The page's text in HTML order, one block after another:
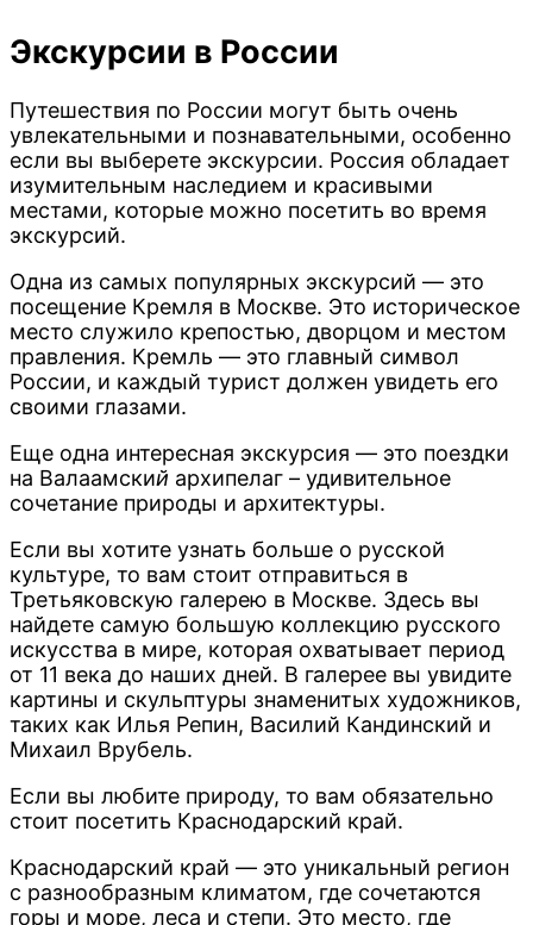
Экскурсии в России
Путешествия по России могут быть очень
увлекательными и познавательными, особенно
если вы выберете экскурсии. Россия обладает
изумительным наследием и красивыми
местами, которые можно посетить во время
экскурсий.
Одна из самых популярных экскурсий — это
посещение Кремля в Москве. Это историческое
место служило крепостью, дворцом и местом
правления. Кремль — это главный символ
России, и каждый турист должен увидеть его
своими глазами.
Еще одна интересная экскурсия — это поездки
на Валаамский архипелаг – удивительное
сочетание природы и архитектуры.
Если вы хотите узнать больше о русской
культуре, то вам стоит отправиться в
Третьяковскую галерею в Москве. Здесь вы
найдете самую большую коллекцию русского
искусства в мире, которая охватывает период
от 11 века до наших дней. В галерее вы увидите
картины и скульптуры знаменитых художников,
таких как Илья Репин, Василий Кандинский и
Михаил Врубель.
Если вы любите природу, то вам обязательно
стоит посетить Краснодарский край.
Краснодарский край — это уникальный регион
с разнообразным климатом, где сочетаются
горы и море, леса и степи. Это место, где